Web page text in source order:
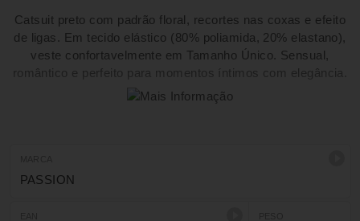
Catsuit preto com padrão floral, recortes nas coxas e efeito
de ligas. Em tecido elástico (80% poliamida, 20% elastano),
veste confortavelmente em Tamanho Único. Sensual,
romântico e perfeito para momentos íntimos com elegância.
PASSION